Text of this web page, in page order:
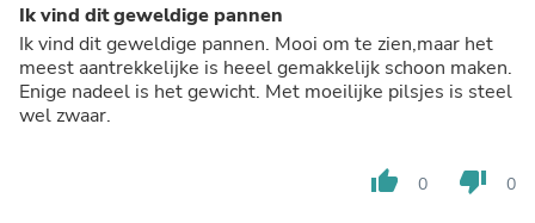
Ik vind dit geweldige pannen
Ik vind dit geweldige pannen. Mooi om te zien,maar het
meest aantrekkelijke is heeel gemakkelijk schoon maken.
Enige nadeel is het gewicht. Met moeilijke pilsjes is steel
wel zwaar.
thumb_up 0 thumb_down 0